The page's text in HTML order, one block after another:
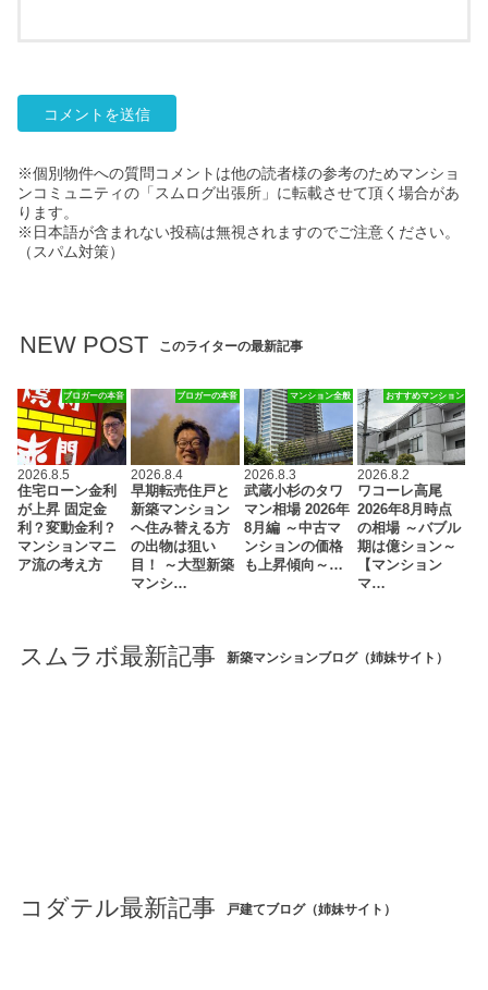
※個別物件への質問コメントは他の読者様の参考のためマンショ
ンコミュニティの「スムログ出張所」に転載させて頂く場合があ
ります。
※日本語が含まれない投稿は無視されますのでご注意ください。
（スパム対策）
NEW POST このライターの最新記事
ブロガーの本音
2026.8.5
住宅ローン金利
が上昇 固定金
利？変動金利？
マンションマニ
ア流の考え方
ブロガーの本音
2026.8.4
早期転売住戸と
新築マンション
へ住み替える方
の出物は狙い
目！ ～大型新築
マンシ…
マンション全般
2026.8.3
武蔵小杉のタワ
マン相場 2026年
8月編 ～中古マ
ンションの価格
も上昇傾向～…
おすすめマンション
2026.8.2
ワコーレ高尾
2026年8月時点
の相場 ～バブル
期は億ション～
【マンション
マ…
スムラボ最新記事 新築マンションブログ（姉妹サイト）
コダテル最新記事 戸建てブログ（姉妹サイト）